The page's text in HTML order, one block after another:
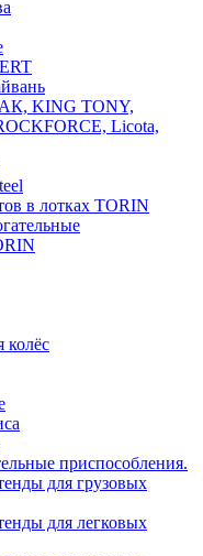
KING TONY,
Licota,
в лотках TORIN
колёс
приспособления.
для грузовых
для легковых